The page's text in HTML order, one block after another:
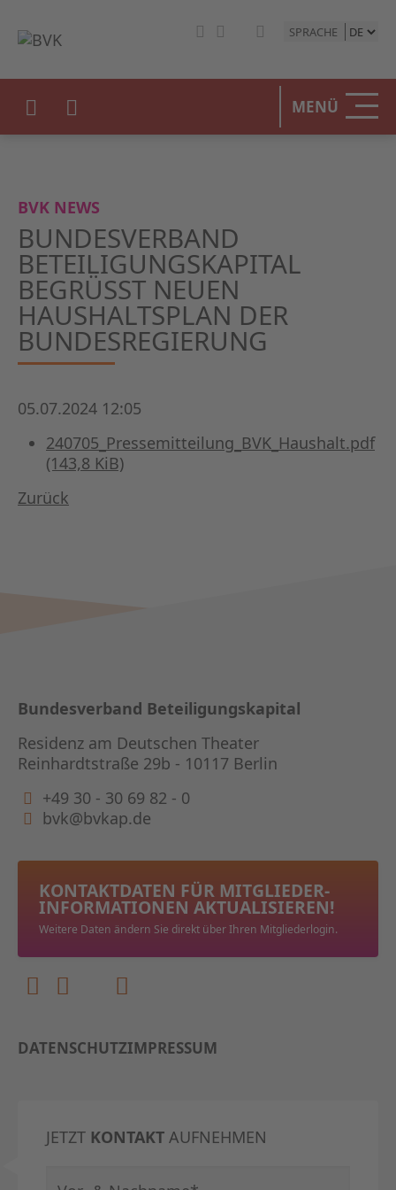
SPRACHE
MENÜ
BVK NEWS
BUNDESVERBAND
BETEILIGUNGSKAPITAL
BEGRÜSST NEUEN H
AUSHALTSPLAN DER B
UNDESREGIERUNG
05.07.2024 12:05
240705_Pressemitteilung_BVK_Haushalt.pdf
(143,8 KiB)
Zurück
Bundesverband Beteiligungskapital
Residenz am Deutschen Theater
Reinhardtstraße 29b - 10117 Berlin
+49 30 - 30 69 82 - 0
bvk@bvkap.de
KONTAKTDATEN FÜR MITGLIEDER­
INFORMATIONEN AKTUALISIEREN!
Weitere Daten ändern Sie direkt über Ihren Mitgliederlogin.
DATENSCHUTZIMPRESSUM
JETZT KONTAKT AUFNEHMEN
DER